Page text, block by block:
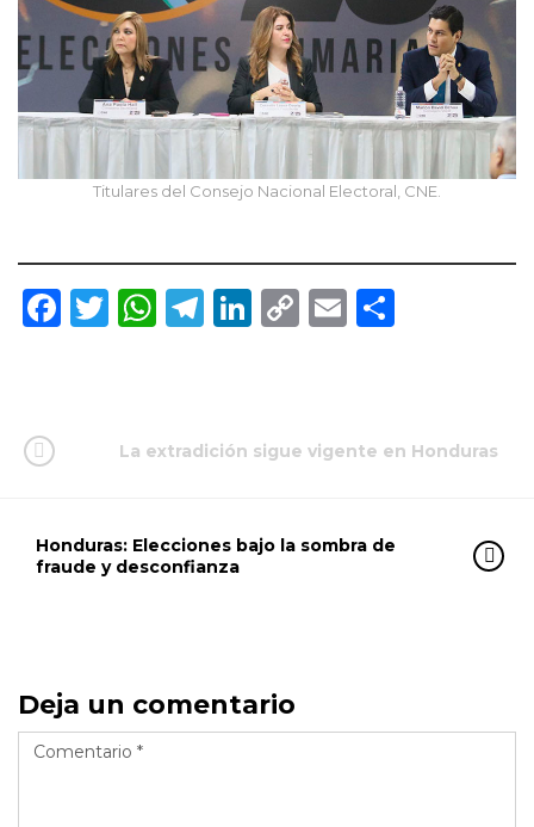
Titulares del Consejo Nacional Electoral, CNE.
Facebook
Twitter
WhatsApp
Telegram
LinkedIn
CopyEmail
La extradición sigue vigente en Honduras
Honduras: Elecciones bajo la sombra de
fraude y desconfianza
Deja un comentario